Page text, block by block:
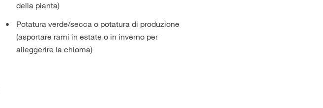
della pianta)
Potatura verde/secca o potatura di produzione
(asportare rami in estate o in inverno per
alleggerire la chioma)